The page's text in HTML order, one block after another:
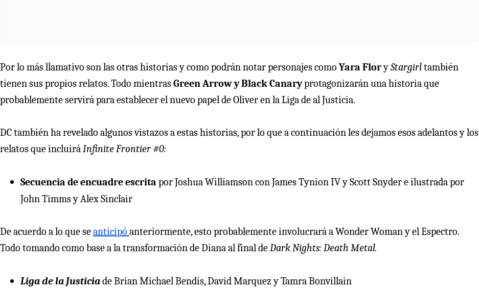
Por lo más llamativo son las otras historias y como podrán notar personajes como Yara FloryStargirltambién
tienen sus propios relatos. Todo mientrasGreen Arrow y Black Canaryprotagonizarán una historia que
probablemente servirá para establecer el nuevo papel de Oliver en la Liga de al Justicia.
DC también ha revelado algunos vistazos a estas historias, por lo que a continuación les dejamos esos adelantos y los
relatos que incluiráInfinite Frontier #0:
Secuencia de encuadre escrita por Joshua Williamson con James Tynion IV y Scott Snyder e ilustrada por
John Timms y Alex Sinclair
De acuerdo a lo que seanticipó anteriormente, esto probablemente involucrará a Wonder Woman y el Espectro.
Todo tomando como base a la transformación de Diana al final deDark Nights: Death Metal.
Liga de la Justiciade Brian Michael Bendis, David Marquez y Tamra Bonvillain